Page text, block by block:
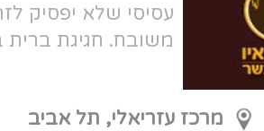
יפסיק לזרום לשולחן ויין
ברית בשרית איכותית
אביב